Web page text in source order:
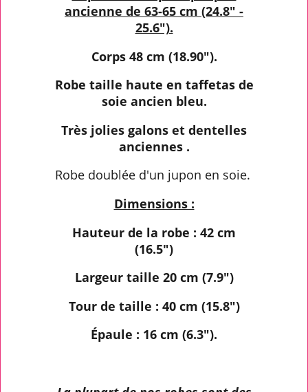
ancienne de 63-65 cm (24.8" -
25.6").
Corps 48 cm (18.90").
Robe taille haute en taffetas de
soie ancien bleu.
Très jolies galons et dentelles
anciennes .
Robe doublée d'un jupon en soie.
Dimensions :
Hauteur de la robe : 42 cm
(16.5")
Largeur taille 20 cm (7.9")
Tour de taille : 40 cm (15.8")
Épaule : 16 cm (6.3").